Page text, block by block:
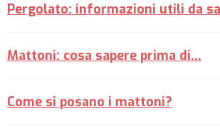
Pergolato: informazioni utili da
Mattoni: cosa sapere prima di...
Come si posano i mattoni?